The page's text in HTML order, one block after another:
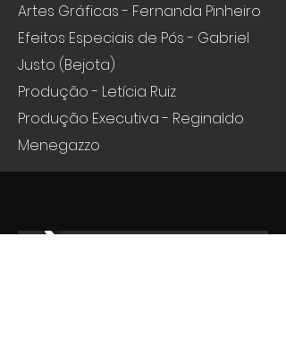
Artes Gráficas - Fernanda Pinheiro
Efeitos Especiais de Pós - Gabriel
Justo (Bejota)
Produção - Letícia Ruiz
Produção Executiva - Reginaldo
Menegazzo